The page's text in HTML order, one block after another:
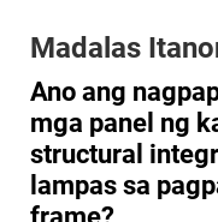
Madalas
Ano ang
mga panel ng
structural
lampas sa